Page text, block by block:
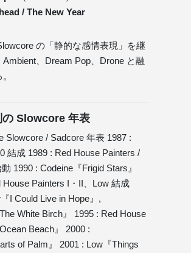
/ The New Year
の「静的な感情表現」を継
、Dream Pop、Drone と融
の Slowcore 年表
Slowcore / Sadcore 年表 1987 :
結成 1989 : Red House Painters /
1990 : Codeine『Frigid Stars』
House Painters I・II、Low 結成
I Could Live in Hope』,
White Birch』 1995 : Red House
Beach』 2000 :
of Palm』 2001 : Low『Things